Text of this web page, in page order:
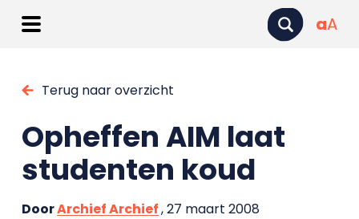
aA
Terug naar overzicht
Opheffen AIM laat
studenten koud
DoorArchief Archief, 27 maart 2008